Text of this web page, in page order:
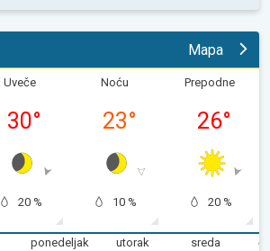
Mapa
Uveče
30°
20 %
Noću
23°
10 %
Prepodne
26°
20 %
ponedeljak
utorak
sreda